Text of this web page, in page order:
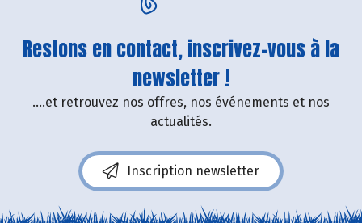
Restons en contact, inscrivez-vous à la
newsletter !
....et retrouvez nos offres, nos événements et nos
actualités.
Inscription newsletter